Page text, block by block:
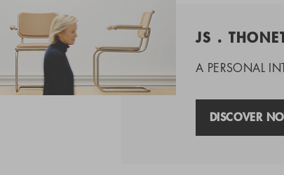
JS . THONET
A PERSONAL
DISCOVER